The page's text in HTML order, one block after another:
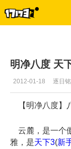
明净八度 天
2012-01-18 逐日铭
【明净八度】
云麓，是一个
雅，是天下3(新